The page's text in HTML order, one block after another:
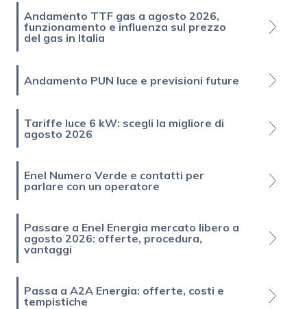
Andamento TTF gas a agosto 2026,
funzionamento e influenza sul prezzo
del gas in Italia
Andamento PUN luce e previsioni future
Tariffe luce 6 kW: scegli la migliore di
agosto 2026
Enel Numero Verde e contatti per
parlare con un operatore
Passare a Enel Energia mercato libero a
agosto 2026: offerte, procedura,
vantaggi
Passa a A2A Energia: offerte, costi e
tempistiche